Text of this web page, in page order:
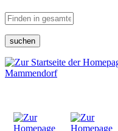
suchen